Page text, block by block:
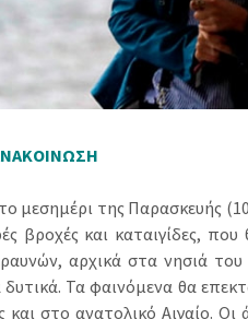
μεσημέρι της Παρασκευής
βροχές και καταιγίδες, που
αρχικά στα νησιά του
Τα φαινόμενα θα
στο ανατολικό Αιγαίο.